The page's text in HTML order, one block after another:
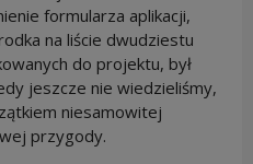
formularza aplikacji,
na liście dwudziestu
do projektu, był
jeszcze nie wiedzieliśmy,
niesamowitej
przygody.